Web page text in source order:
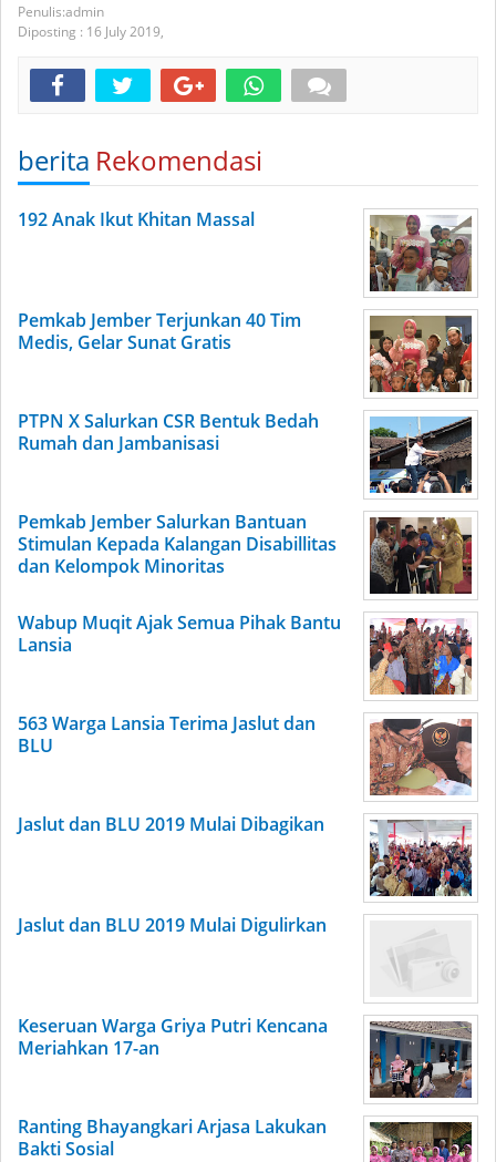
admin
Diposting : 16 July 2019,
berita Rekomendasi
192 Anak Ikut Khitan Massal
Pemkab Jember Terjunkan 40 Tim
Medis, Gelar Sunat Gratis
PTPN X Salurkan CSR Bentuk Bedah
Rumah dan Jambanisasi
Pemkab Jember Salurkan Bantuan
Stimulan Kepada Kalangan Disabillitas
dan Kelompok Minoritas
Wabup Muqit Ajak Semua Pihak Bantu
Lansia
563 Warga Lansia Terima Jaslut dan
BLU
Jaslut dan BLU 2019 Mulai Dibagikan
Jaslut dan BLU 2019 Mulai Digulirkan
Keseruan Warga Griya Putri Kencana
Meriahkan 17-an
Ranting Bhayangkari Arjasa Lakukan
Bakti Sosial